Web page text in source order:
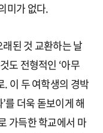
미가 없다.
래된 것 교환하는 날
도 전형적인 ‘아무
. 이 두 여학생의 경박
를 더욱 돋보이게 해
가득한 학교에서 마